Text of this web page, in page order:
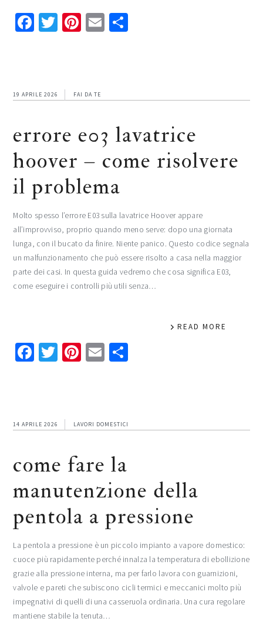
Facebook
Twitter
Pinterest
Email
19 APRILE 2026 FAI DA TE
errore e03 lavatrice
hoover – come risolvere
il problema
Molto spesso l’errore E03 sulla lavatrice Hoover appare
all’improvviso, proprio quando meno serve: dopo una giornata
lunga, con il bucato da finire. Niente panico. Questo codice segnala
un malfunzionamento che può essere risolto a casa nella maggior
parte dei casi. In questa guida vedremo che cosa significa E03,
come eseguire i controlli più utili senza…
READ MORE
Facebook
Twitter
Pinterest
Email
14 APRILE 2026 LAVORI DOMESTICI
come fare la
manutenzione della
pentola a pressione
La pentola a pressione è un piccolo impianto a vapore domestico:
cuoce più rapidamente perché innalza la temperatura di ebollizione
grazie alla pressione interna, ma per farlo lavora con guarnizioni,
valvole e pareti che subiscono cicli termici e meccanici molto più
impegnativi di quelli di una casseruola ordinaria. Una cura regolare
mantiene stabile la tenuta…